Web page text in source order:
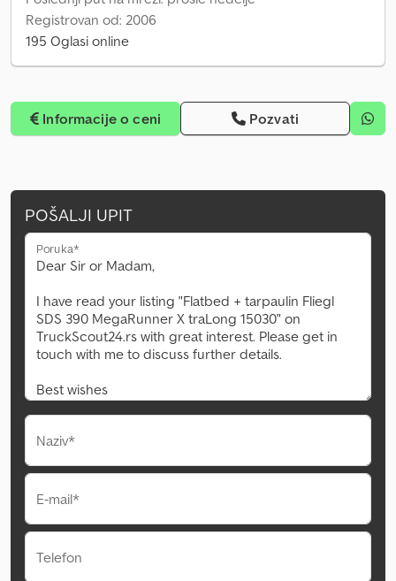
Registrovan od: 2006
195 Oglasi online
Informacije o ceni Pozvati
POŠALJI UPIT
Poruka*
Naziv*
E-mail*
Telefon